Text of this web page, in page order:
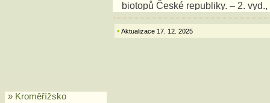
biotopů České republiky. – 2.
krajiny ČR. ISBN 978-80-87457-
Chytrý, M. [ed.] (2013): Vegetace
• Aktualizace 17. 12. 2025
» Kroměřížsko